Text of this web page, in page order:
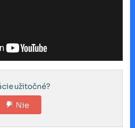
užitočné?
Nie